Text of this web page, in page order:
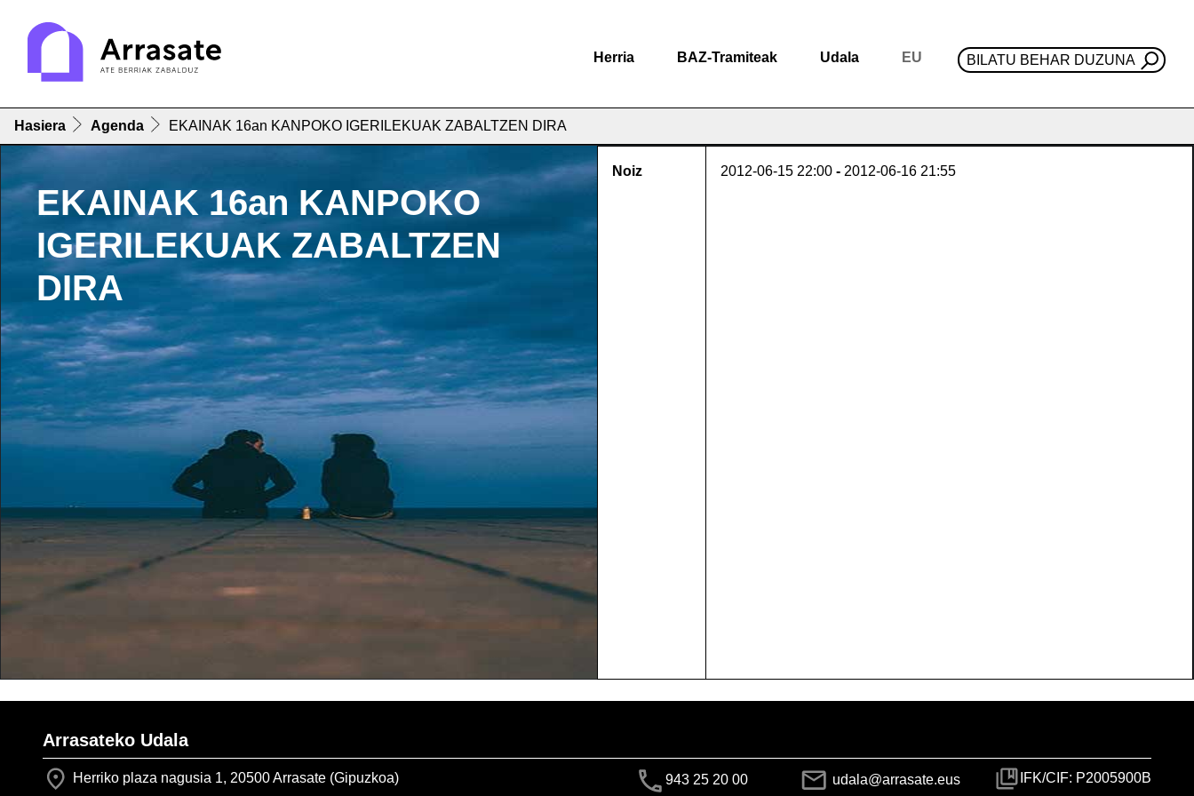
Herria BAZ-Tramiteak Udala EU BILATU BEHAR DUZUNA
Hasiera Agenda EKAINAK 16an KANPOKO IGERILEKUAK ZABALTZEN DIRA
EKAINAK 16an KANPOKO
IGERILEKUAK ZABALTZEN
DIRA
Noiz 2012-06-15 22:00 - 2012-06-16 21:55
Arrasateko Udala
Herriko plaza nagusia 1, 20500 Arrasate (Gipuzkoa) 943 25 20 00 udala@arrasate.eus IFK/CIF: P2005900B